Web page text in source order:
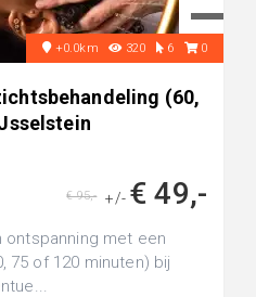
+0.0km 320 6 0
(60,
+/- € 49,-
€ 95,-
ontspanning met een
75 of 120 minuten) bij